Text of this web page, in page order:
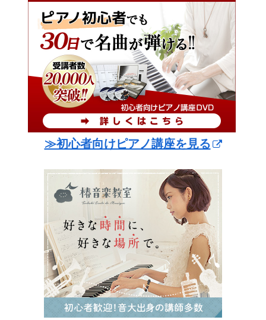
≫初心者向けピアノ講座を見る